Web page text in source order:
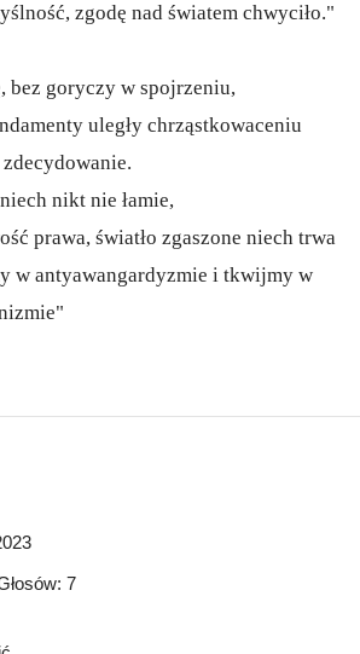
zgodę nad światem chwyciło."
bez goryczy w spojrzeniu,
uległy chrząstkowaceniu
nikt nie łamie,
prawa, światło zgaszone niech trwa
w antyawangardyzmie i tkwijmy w
7